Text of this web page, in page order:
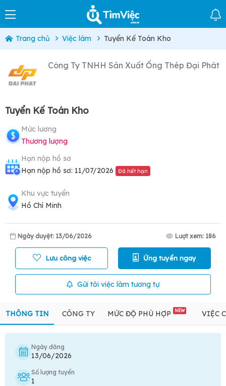
Trang chủ Việc làm Tuyển Kế Toán Kho
Công Ty TNHH Sản Xuất Ống Thép Đại Phát
Tuyển Kế Toán Kho
Mức lương
Thương lượng
Hạn nộp hồ sơ
Hạn nộp hồ sơ: 11/07/2026
Đã hết hạn
Khu vực tuyển
Hồ Chí Minh
Ngày duyệt: 13/06/2026 Lượt xem: 186
Lưu công việc Ứng tuyển ngay
Gửi tôi việc làm tương tự
THÔNG TIN CÔNG TY MỨC ĐỘ PHÙ HỢP NEW VIỆC
Ngày đăng
13/06/2026
Số lượng tuyển
1